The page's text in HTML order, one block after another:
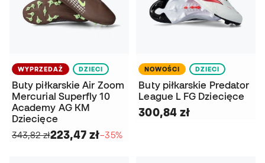
WYPRZEDAŻ DZIECI
Buty piłkarskie Air Zoom
Mercurial Superfly 10
Academy AG KM
Dziecięce
343,82 zł223,47 zł−35%
NOWOŚCI DZIECI
Buty piłkarskie Predator
League L FG Dziecięce
300,84 zł